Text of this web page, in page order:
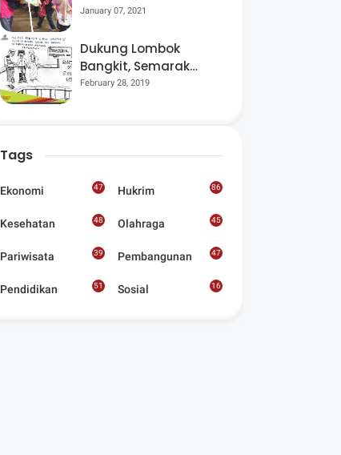
Bhabinkamtibmas
Kegiatan Posyandu
January 07, 2021
Dukung Lombok
Bangkit, Semarak
Pesta Rakyat
Seniman Di Lombok
February 28, 2019
Tags
Ekonomi 47 Hukrim 86
Kesehatan 48 Olahraga 45
Pariwisata 39 Pembangunan 47
Pendidikan 51 Sosial
16